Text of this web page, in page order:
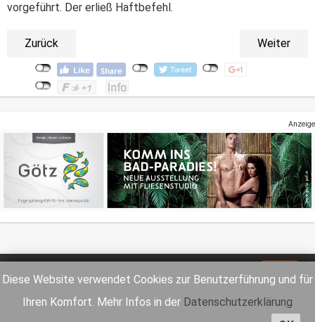
Diese Website verwendet Cookies zur Benutzerführung und für
Ihren Komfort. Mehr Infos in der Datenschutzerklärung
vorgeführt. Der erließ Haftbefehl.
Zurück Weiter
Anzeige